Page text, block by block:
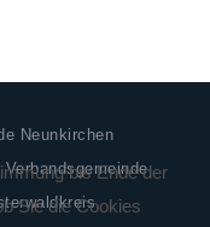
Neunkirchen
bis Ende der
Sie die Cookies